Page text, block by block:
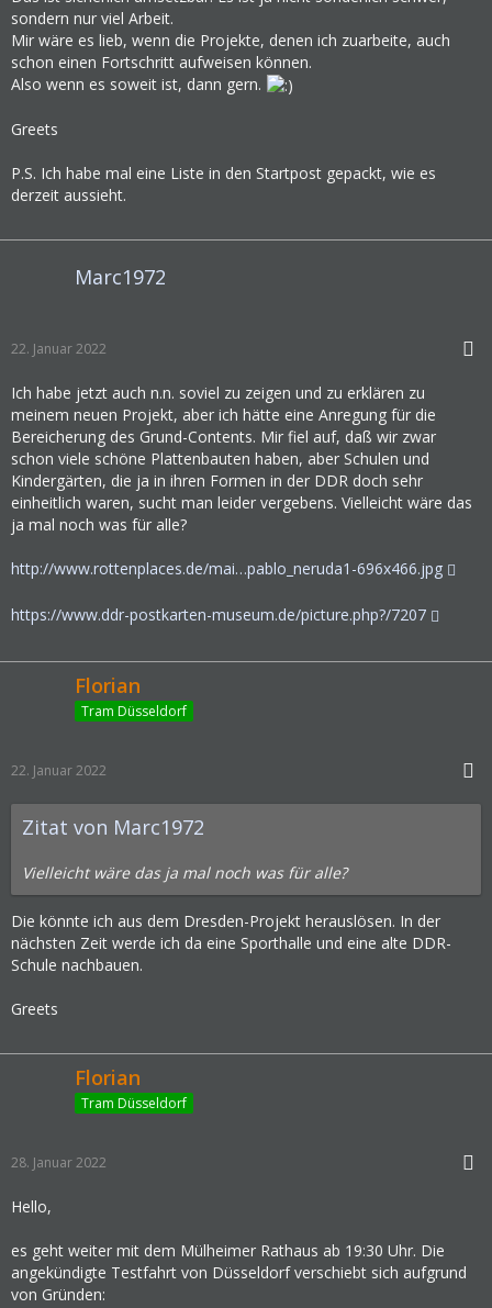
sondern nur viel Arbeit.
Mir wäre es lieb, wenn die Projekte, denen ich zuarbeite, auch
schon einen Fortschritt aufweisen können.
Also wenn es soweit ist, dann gern.
Greets
P.S. Ich habe mal eine Liste in den Startpost gepackt, wie es
derzeit aussieht.
Marc1972
22. Januar 2022
Ich habe jetzt auch n.n. soviel zu zeigen und zu erklären zu
meinem neuen Projekt, aber ich hätte eine Anregung für die
Bereicherung des Grund-Contents. Mir fiel auf, daß wir zwar
schon viele schöne Plattenbauten haben, aber Schulen und
Kindergärten, die ja in ihren Formen in der DDR doch sehr
einheitlich waren, sucht man leider vergebens. Vielleicht wäre das
ja mal noch was für alle?
http://www.rottenplaces.de/mai…pablo_neruda1-696x466.jpg
https://www.ddr-postkarten-museum.de/picture.php?/7207
Florian
Tram Düsseldorf
22. Januar 2022
Zitat von Marc1972
Vielleicht wäre das ja mal noch was für alle?
Die könnte ich aus dem Dresden-Projekt herauslösen. In der
nächsten Zeit werde ich da eine Sporthalle und eine alte DDR-
Schule nachbauen.
Greets
Florian
Tram Düsseldorf
28. Januar 2022
Hello,
es geht weiter mit dem Mülheimer Rathaus ab 19:30 Uhr. Die
angekündigte Testfahrt von Düsseldorf verschiebt sich aufgrund
von Gründen: